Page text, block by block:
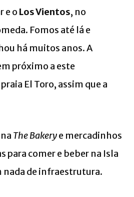
e o Los Vientos, no
Fomos até lá e
há muitos anos. A
próximo a este
El Toro, assim que a
The Bakerye mercadinhos
para comer e beber na Isla
nada de infraestrutura.